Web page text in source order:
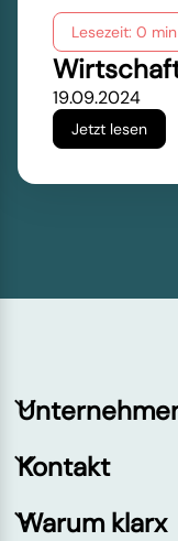
Lesezeit: 0 min
19.09.2024
Jetzt lesen
Kontakt
Warum klarx